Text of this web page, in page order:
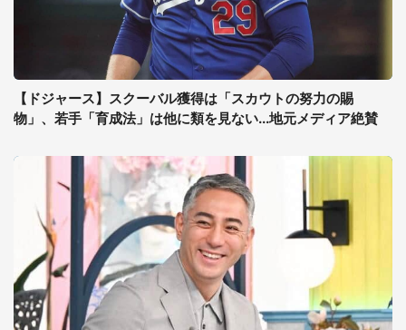
【ドジャース】スクーバル獲得は「スカウトの努力の賜
物」、若手「育成法」は他に類を見ない...地元メディア絶賛